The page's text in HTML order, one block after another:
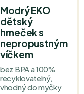
Modrý EKO
dětský
hrneček s
nepropustným
víčkem
bez BPA a 100%
recyklovatelný,
vhodný do myčky